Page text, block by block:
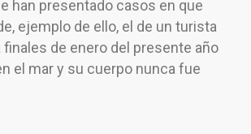
han presentado casos en que
ejemplo de ello, el de un turista
finales de enero del presente año
el mar y su cuerpo nunca fue